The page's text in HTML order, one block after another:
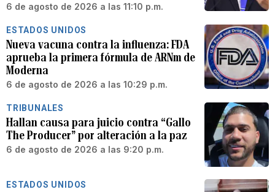
6 de agosto de 2026 a las 11:10 p.m.
ESTADOS UNIDOS
Nueva vacuna contra la influenza: FDA
aprueba la primera fórmula de ARNm de
Moderna
6 de agosto de 2026 a las 10:29 p.m.
TRIBUNALES
Hallan causa para juicio contra “Gallo
The Producer” por alteración a la paz
6 de agosto de 2026 a las 9:20 p.m.
ESTADOS UNIDOS